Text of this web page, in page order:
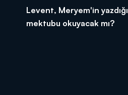
Levent, Meryem'in yazdığı
mektubu okuyacak mı?